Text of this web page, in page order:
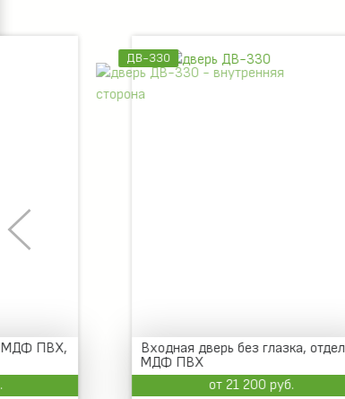
Входная дверь без глазка, отделка